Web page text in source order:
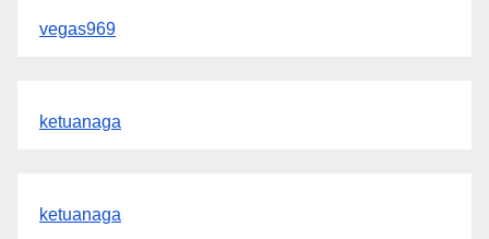
vegas969
ketuanaga
ketuanaga